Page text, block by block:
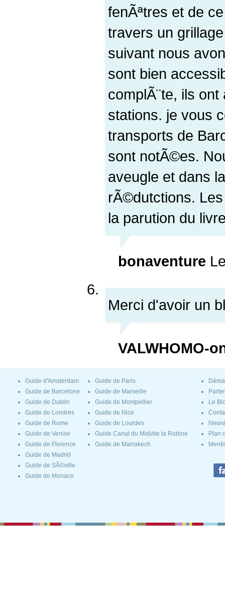
fenÃªtres et de
travers un
suivant nous
sont bien
complÃ¨te, ils
stations. je vous
transports de
sont notÃ©es.
aveugle et dans
rÃ©dutctions.
la parution du
bonaventure
Merci d'avoir un
VALWHOMO-
Guide d'Amsterdam
Guide de Barcelone
Guide de Dublin
Guide de Londres
Guide de Rome
Guide de Venise
Guide de Florence
Guide de Madrid
Guide de SÃ©ville
Guide de Monaco
Guide de Paris
Guide de Marseille
Guide de Montpellier
Guide de Nice
Guide de Lourdes
Guide Canal du Midi/de la Robine
Guide de Marrakech
Le
Plan